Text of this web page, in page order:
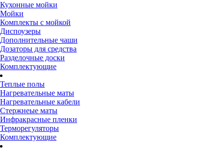
Кухонные мойки
Мойки
Комплекты с мойкой
Диспоузеры
Дополнительные чаши
Дозаторы для средства
Разделочные доски
Комплектующие
Теплые полы
Нагревательные маты
Нагревательные кабели
Стержнеые маты
Инфракрасные пленки
Терморегуляторы
Комплектующие